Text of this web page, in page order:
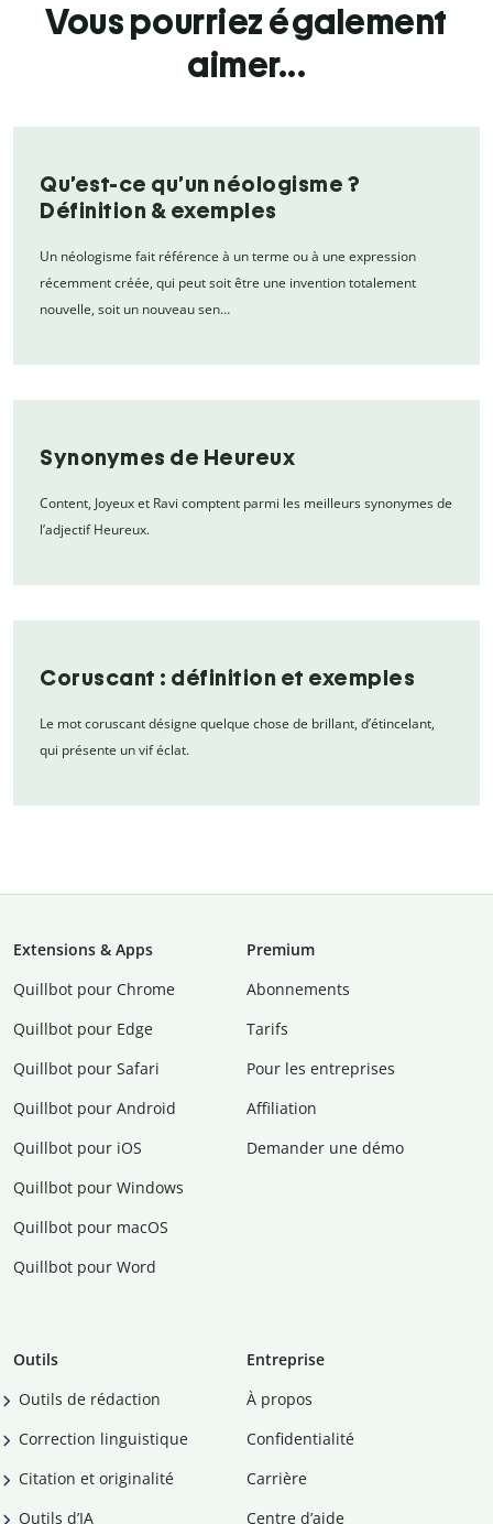
Vous pourriez également
aimer...
Qu’est-ce qu’un néologisme ?
Définition & exemples
Un néologisme fait référence à un terme ou à une expression
récemment créée, qui peut soit être une invention totalement
nouvelle, soit un nouveau sen…
Synonymes de Heureux
Content, Joyeux et Ravi comptent parmi les meilleurs synonymes de
l’adjectif Heureux.
Coruscant : définition et exemples
Le mot coruscant désigne quelque chose de brillant, d’étincelant,
qui présente un vif éclat.
Extensions & Apps
Quillbot pour Chrome
Quillbot pour Edge
Quillbot pour Safari
Quillbot pour Android
Quillbot pour iOS
Quillbot pour Windows
Quillbot pour macOS
Quillbot pour Word
Premium
Abonnements
Tarifs
Pour les entreprises
Affiliation
Demander une démo
Outils
Outils de rédaction
Correction linguistique
Citation et originalité
Outils d’IA
Entreprise
À propos
Confidentialité
Carrière
Centre d’aide